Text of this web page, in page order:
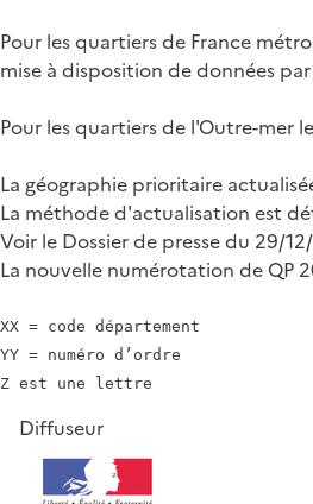
Pour les quartiers de France
mise à disposition de données par
Pour les quartiers de l'Outre-mer
La géographie prioritaire
La méthode d'actualisation est
Voir le Dossier de presse du 29/
La nouvelle numérotation de QP
XX = code département
YY = numéro d’ordre
Diffuseur